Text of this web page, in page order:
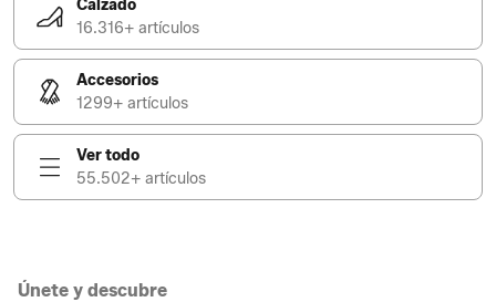
Calzado
16.316+ artículos
Accesorios
1299+ artículos
Ver todo
55.502+ artículos
Únete y descubre